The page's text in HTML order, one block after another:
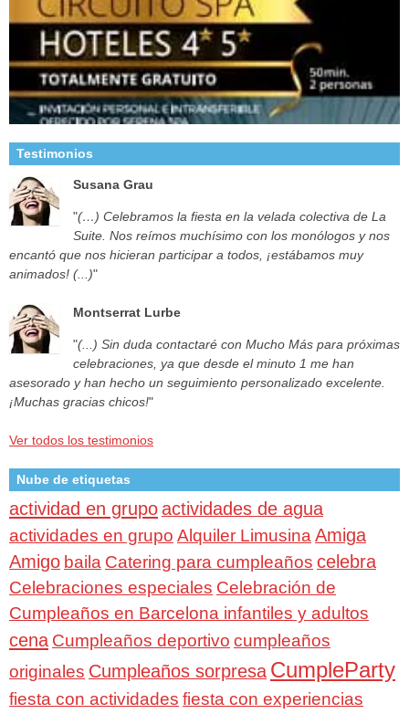
Testimonios
Susana Grau
"(…) Celebramos la fiesta en la velada colectiva de La
Suite. Nos reímos muchísimo con los monólogos y nos
encantó que nos hicieran participar a todos, ¡estábamos muy
animados! (...)"
Montserrat Lurbe
"(...) Sin duda contactaré con Mucho Más para próximas
celebraciones, ya que desde el minuto 1 me han
asesorado y han hecho un seguimiento personalizado excelente.
¡Muchas gracias chicos!"
Ver todos los testimonios
Nube de etiquetas
actividad en grupoactividades de agua
actividades en grupo Alquiler Limusina Amiga
Amigo baila Catering para cumpleaños celebra
Celebraciones especiales Celebración de
Cumpleaños en Barcelona infantiles y adultos
cena Cumpleaños deportivo cumpleaños
originales Cumpleaños sorpresa CumpleParty
fiesta con actividades fiesta con experiencias